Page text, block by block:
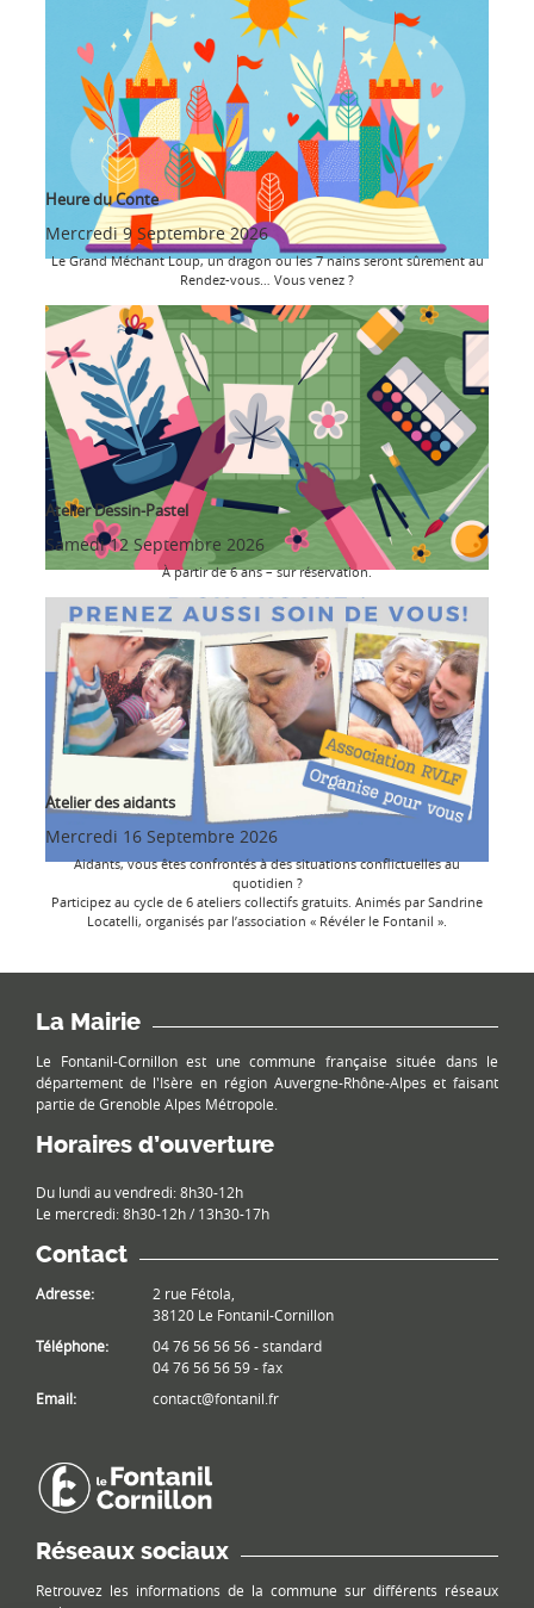
Heure du Conte
Mercredi 9 Septembre 2026
Le Grand Méchant Loup, un dragon ou les 7 nains seront sûrement au
Rendez-vous… Vous venez ?
Atelier Dessin-Pastel
Samedi 12 Septembre 2026
À partir de 6 ans – sur réservation.
Atelier des aidants
Mercredi 16 Septembre 2026
Aidants, vous êtes confrontés à des situations conflictuelles au
quotidien ?
Participez au cycle de 6 ateliers collectifs gratuits. Animés par Sandrine
Locatelli, organisés par l’association « Révéler le Fontanil ».
La Mairie
Le Fontanil-Cornillon est une commune française située dans le
département de l'Isère en région Auvergne-Rhône-Alpes et faisant
partie de Grenoble Alpes Métropole.
Horaires d’ouverture
Du lundi au vendredi: 8h30-12h
Le mercredi: 8h30-12h / 13h30-17h
Contact
Adresse:
2 rue Fétola,
38120 Le Fontanil-Cornillon
Téléphone:
04 76 56 56 56 - standard
04 76 56 56 59 - fax
Email:
contact@fontanil.fr
Réseaux sociaux
Retrouvez les informations de la commune sur différents réseaux